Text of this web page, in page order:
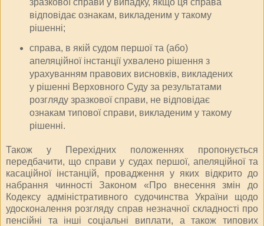
зразкової справи у випадку, якщо ця справа
відповідає ознакам, викладеним у такому
рішенні;
справа, в якій судом першої та (або)
апеляційної інстанції ухвалено рішення з
урахуванням правових висновків, викладених
у рішенні Верховного Суду за результатами
розгляду зразкової справи, не відповідає
ознакам типової справи, викладеним у такому
рішенні.
Також у Перехідних положеннях пропонується
передбачити, що справи у судах першої, апеляційної та
касаційної інстанцій, провадження у яких відкрито до
набрання чинності Законом «Про внесення змін до
Кодексу адміністративного судочинства України щодо
удосконалення розгляду справ незначної складності про
пенсійні та інші соціальні виплати, а також типових